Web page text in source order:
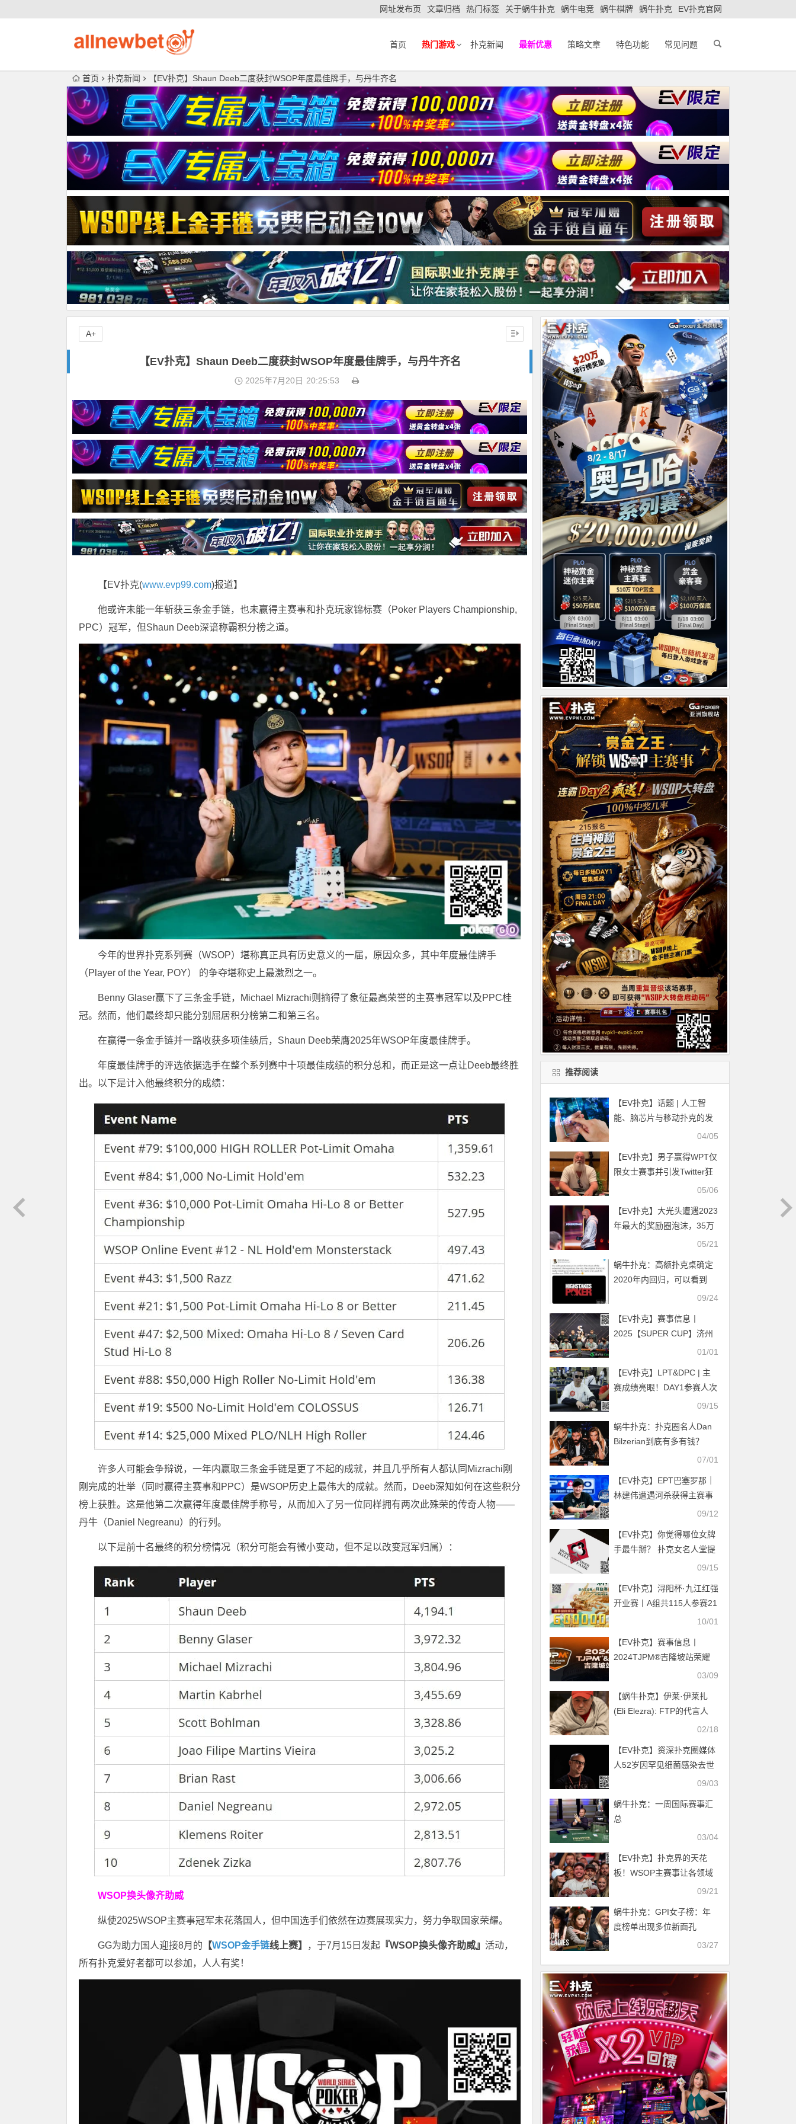
网址发布页 文章归档 热门标签 关于蜗牛扑克 蜗牛电竞 蜗牛棋牌 蜗牛扑克 EV扑克官网
首页 热门游戏 扑克新闻 最新优惠 策略文章 特色功能 常见问题
首页 扑克新闻 【EV扑克】Shaun Deeb二度获封WSOP年度最佳牌手，与丹牛齐名
【EV扑克】Shaun Deeb二度获封WSOP年度最佳牌手，与丹牛齐名
2025年7月20日 20:25:53
【EV扑克(www.evp99.com)报道】
他或许未能一年斩获三条金手链，也未赢得主赛事和扑克玩家锦标赛（Poker Players Championship,
PPC）冠军，但Shaun Deeb深谙称霸积分榜之道。
今年的世界扑克系列赛（WSOP）堪称真正具有历史意义的一届，原因众多，其中年度最佳牌手
（Player of the Year, POY） 的争夺堪称史上最激烈之一。
Benny Glaser赢下了三条金手链，Michael Mizrachi则摘得了象征最高荣誉的主赛事冠军以及PPC桂
冠。然而，他们最终却只能分别屈居积分榜第二和第三名。
在赢得一条金手链并一路收获多项佳绩后，Shaun Deeb荣膺2025年WSOP年度最佳牌手。
年度最佳牌手的评选依据选手在整个系列赛中十项最佳成绩的积分总和，而正是这一点让Deeb最终胜
出。以下是计入他最终积分的成绩：
许多人可能会争辩说，一年内赢取三条金手链是更了不起的成就，并且几乎所有人都认同Mizrachi刚
刚完成的壮举（同时赢得主赛事和PPC）是WSOP历史上最伟大的成就。然而，Deeb深知如何在这些积分
榜上获胜。这是他第二次赢得年度最佳牌手称号，从而加入了另一位同样拥有两次此殊荣的传奇人物——
丹牛（Daniel Negreanu）的行列。
以下是前十名最终的积分榜情况（积分可能会有微小变动，但不足以改变冠军归属）：
WSOP换头像齐助威
纵使2025WSOP主赛事冠军未花落国人，但中国选手们依然在边赛展现实力，努力争取国家荣耀。
GG为助力国人迎接8月的 【WSOP金手链线上赛】 ，于7月15日发起 『WSOP换头像齐助威』 活动，
所有扑克爱好者都可以参加，人人有奖！
A+
推荐阅读
【EV扑克】话题 | 人工智
能、脑芯片与移动扑克的发
04/05
【EV扑克】男子赢得WPT仅
限女士赛事并引发Twitter狂
05/06
【EV扑克】大光头遭遇2023
年最大的奖励圈泡沫，35万
05/21
蜗牛扑克：高额扑克桌确定
2020年内回归，可以看到
09/24
【EV扑克】赛事信息丨
2025【SUPER CUP】济州
站定档 2月6日-16日，就等
01/01
【EV扑克】LPT&DPC | 主
赛成绩亮眼！DAY1参赛人次
高达1849人，共233人晋09/15
蜗牛扑克：扑克圈名人Dan
Bilzerian到底有多有钱？
07/01
【EV扑克】EPT巴塞罗那｜
林建伟遭遇河杀获得主赛事
第8名，香港美女获女士赛亚
09/12
【EV扑克】你觉得哪位女牌
手最牛掰？ 扑克女名人堂提
09/15
【EV扑克】浔阳杯·九江红强
开业赛丨A组共115人参赛21
人晋级，曹乐意20.1万记分
10/01
【EV扑克】赛事信息丨
2024TJPM®吉隆坡站荣耀
03/09
【蜗牛扑克】伊莱·伊莱扎
(Eli Elezra): FTP的代言人
02/18
【EV扑克】资深扑克圈媒体
人52岁因罕见细菌感染去世
09/03
蜗牛扑克：一周国际赛事汇
总
03/04
【EV扑克】扑克界的天花
板！WSOP主赛事让各领域
高手都拼了命想证明自己，
09/21
蜗牛扑克：GPI女子榜：年
度榜单出现多位新面孔
03/27